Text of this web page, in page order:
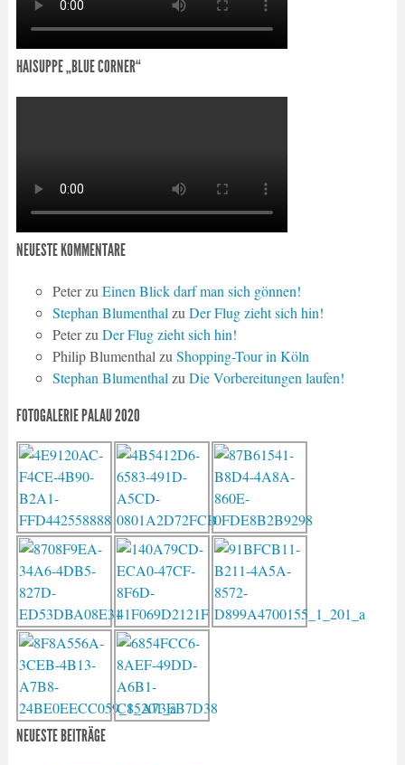
HAISUPPE „BLUE CORNER“
NEUESTE KOMMENTARE
Peterzu Einen Blick darf man sich gönnen!
Stephan Blumenthal zu Der Flug zieht sich hin!
Peterzu Der Flug zieht sich hin!
Philip Blumenthal zu Shopping-Tour in Köln
Stephan Blumenthal zu Die Vorbereitungen laufen!
FOTOGALERIE PALAU 2020
NEUESTE BEITRÄGE